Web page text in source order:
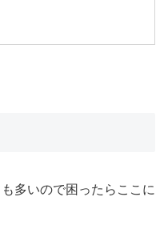
多いので困ったらここに